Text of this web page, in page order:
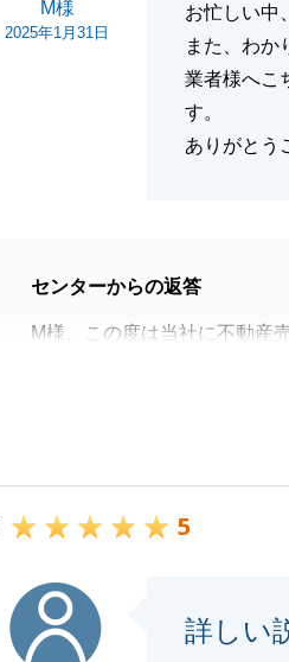
M様
2025年1月31日
お忙しい中
また、わか
業者様へこ
す。
ありがとう
センターからの返答
M様、この度は当社に不動産
毎度ご遠方よりご来店のご協
5
詳しい